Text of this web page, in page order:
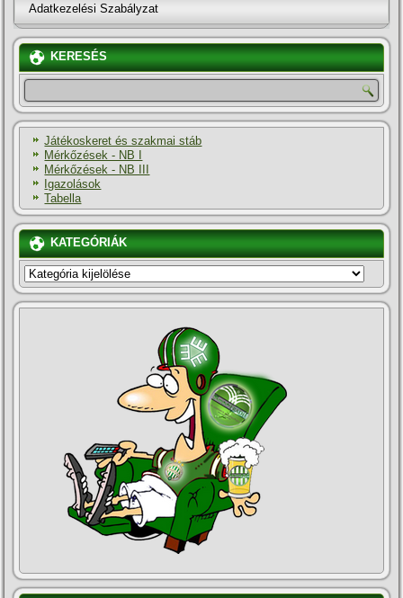
Adatkezelési Szabályzat
KERESÉS
Játékoskeret és szakmai stáb
Mérkőzések - NB I
Mérkőzések - NB III
Igazolások
Tabella
KATEGÓRIÁK
KATEGÓRIÁK